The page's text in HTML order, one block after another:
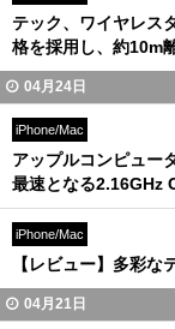
テック、ワイヤレ
格を採用し、約10m
04月24日
iPhone/Mac
アップルコンピュ
最速となる2.16GHz
iPhone/Mac
【レビュー】多彩
04月21日